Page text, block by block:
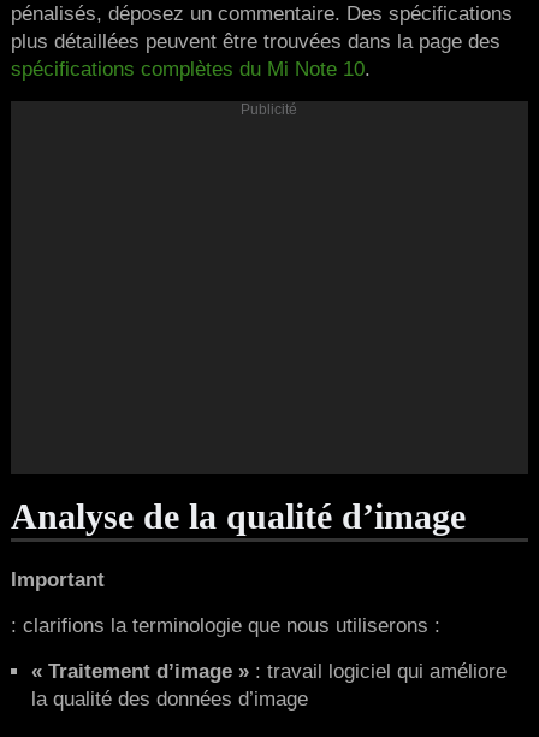
pénalisés, déposez un commentaire. Des spécifications
plus détaillées peuvent être trouvées dans la page des
spécifications complètes du Mi Note 10.
Publicité
Analyse de la qualité d’image
Important
: clarifions la terminologie que nous utiliserons :
« Traitement d’image » : travail logiciel qui améliore
la qualité des données d’image